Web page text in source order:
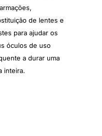
de lentes e
para ajudar os
óculos de uso
a durar uma
inteira.